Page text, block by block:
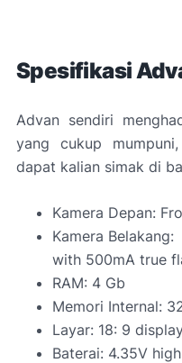
Spesifikasi
Advan sendiri
yang cukup
dapat kalian simak di
Kamera Depan:
Kamera Belakang:
with 500mA true
RAM: 4 Gb
Memori Internal:
Layar: 18: 9
Baterai: 4.35V